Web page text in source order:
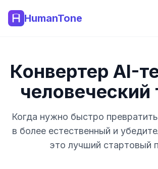
HumanTone
Конвертер AI-
человеческий
Когда нужно быстро
в более естественный и
это лучший стартовый